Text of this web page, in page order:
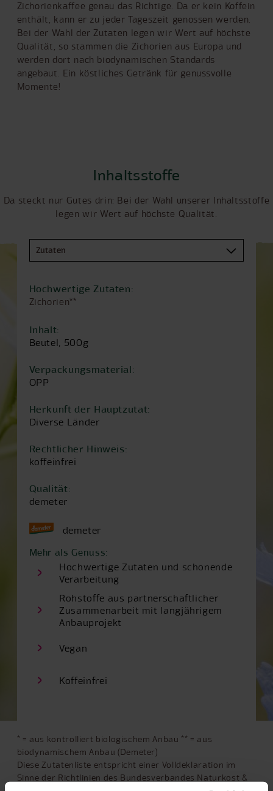
Zichorienkaffee genau das Richtige. Da er kein Koffein
enthält, kann er zu jeder Tageszeit genossen werden.
Bei der Wahl der Zutaten legen wir Wert auf höchste
Qualität, so stammen die Zichorien aus Europa und
werden dort nach biodynamischen Standards
angebaut. Ein köstliches Getränk für genussvolle
Momente!
Inhaltsstoffe
Da steckt nur Gutes drin: Bei der Wahl unserer Inhaltsstoffe
legen wir Wert auf höchste Qualität.
Hochwertige Zutaten:
Zichorien**
Inhalt:
Beutel, 500g
Verpackungsmaterial:
OPP
Herkunft der Hauptzutat:
Diverse Länder
Rechtlicher Hinweis:
koffeinfrei
Qualität:
demeter
demeter
Mehr als Genuss:
Hochwertige Zutaten und schonende
Verarbeitung
Rohstoffe aus partnerschaftlicher
Zusammenarbeit mit langjährigem
Anbauprojekt
Vegan
Koffeinfrei
* = aus kontrolliert biologischem Anbau ** = aus
biodynamischem Anbau (Demeter)
Diese Zutatenliste entspricht einer Volldeklaration im
Sinne der Richtlinien des Bundesverbandes Naturkost &